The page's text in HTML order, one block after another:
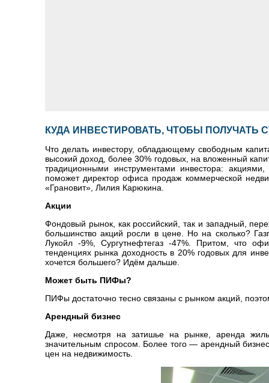
КУДА ИНВЕСТИРОВАТЬ, ЧТОБЫ ПОЛУЧАТЬ
Что делать инвестору, обладающему свободным
высокий доход, более 30% годовых, на вложенный
традиционными инструментами инвестора:
поможет директор офиса продаж коммерческой
«Грановит», Лилия Карюкина.
Акции
Фондовый рынок, как российский, так и западный,
большинство акций росли в цене. Но на сколько?
Лукойл -9%, Сургутнефтегаз -47%. Притом, что
тенденциях рынка доходность в 20% годовых для
хочется большего? Идём дальше.
Может быть ПИФы?
ПИФы достаточно тесно связаны с рынком акций,
Арендный бизнес
Даже, несмотря на затишье на рынке, аренда
значительным спросом. Более того — арендный
цен на недвижимость.